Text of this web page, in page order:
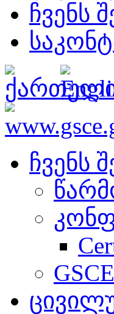
ჩვენს
ჩვენს